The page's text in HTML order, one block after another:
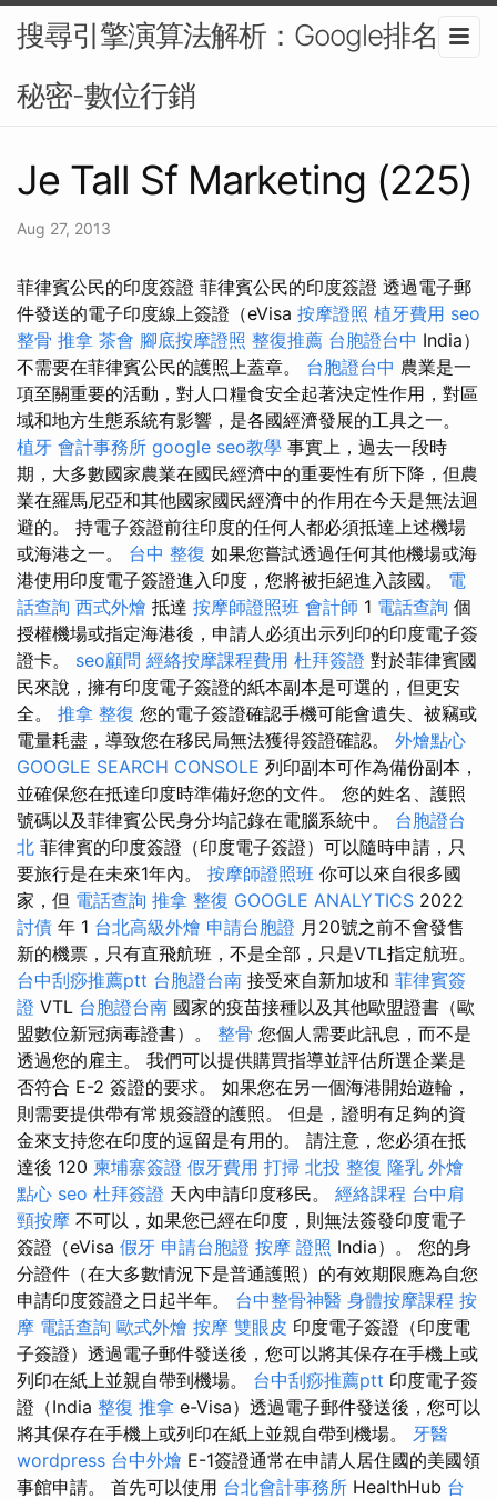
搜尋引擎演算法解析：Google排名的
秘密-數位行銷
Je Tall Sf Marketing (225)
Aug 27, 2013
菲律賓公民的印度簽證 菲律賓公民的印度簽證 透過電子郵
件發送的電子印度線上簽證（eVisa 按摩證照 植牙費用 seo
整骨 推拿 茶會 腳底按摩證照 整復推薦 台胞證台中 India）
不需要在菲律賓公民的護照上蓋章。 台胞證台中 農業是一
項至關重要的活動，對人口糧食安全起著決定性作用，對區
域和地方生態系統有影響，是各國經濟發展的工具之一。
植牙 會計事務所 google seo教學 事實上，過去一段時
期，大多數國家農業在國民經濟中的重要性有所下降，但農
業在羅馬尼亞和其他國家國民經濟中的作用在今天是無法迴
避的。 持電子簽證前往印度的任何人都必須抵達上述機場
或海港之一。 台中 整復 如果您嘗試透過任何其他機場或海
港使用印度電子簽證進入印度，您將被拒絕進入該國。 電
話查詢 西式外燴 抵達 按摩師證照班 會計師 1 電話查詢 個
授權機場或指定海港後，申請人必須出示列印的印度電子簽
證卡。 seo顧問 經絡按摩課程費用 杜拜簽證 對於菲律賓國
民來說，擁有印度電子簽證的紙本副本是可選的，但更安
全。 推拿 整復 您的電子簽證確認手機可能會遺失、被竊或
電量耗盡，導致您在移民局無法獲得簽證確認。 外燴點心
GOOGLE SEARCH CONSOLE 列印副本可作為備份副本，
並確保您在抵達印度時準備好您的文件。 您的姓名、護照
號碼以及菲律賓公民身分均記錄在電腦系統中。 台胞證台
北 菲律賓的印度簽證（印度電子簽證）可以隨時申請，只
要旅行是在未來1年內。 按摩師證照班 你可以來自很多國
家，但 電話查詢 推拿 整復 GOOGLE ANALYTICS 2022
討債 年 1 台北高級外燴 申請台胞證 月20號之前不會發售
新的機票，只有直飛航班，不是全部，只是VTL指定航班。
台中刮痧推薦ptt 台胞證台南 接受來自新加坡和 菲律賓簽
證 VTL 台胞證台南 國家的疫苗接種以及其他歐盟證書（歐
盟數位新冠病毒證書）。 整骨 您個人需要此訊息，而不是
透過您的雇主。 我們可以提供購買指導並評估所選企業是
否符合 E-2 簽證的要求。 如果您在另一個海港開始遊輪，
則需要提供帶有常規簽證的護照。 但是，證明有足夠的資
金來支持您在印度的逗留是有用的。 請注意，您必須在抵
達後 120 柬埔寨簽證 假牙費用 打掃 北投 整復 隆乳 外燴
點心 seo 杜拜簽證 天內申請印度移民。 經絡課程 台中肩
頸按摩 不可以，如果您已經在印度，則無法簽發印度電子
簽證（eVisa 假牙 申請台胞證 按摩 證照 India）。 您的身
分證件（在大多數情況下是普通護照）的有效期限應為自您
申請印度簽證之日起半年。 台中整骨神醫 身體按摩課程 按
摩 電話查詢 歐式外燴 按摩 雙眼皮 印度電子簽證（印度電
子簽證）透過電子郵件發送後，您可以將其保存在手機上或
列印在紙上並親自帶到機場。 台中刮痧推薦ptt 印度電子簽
證（India 整復 推拿 e-Visa）透過電子郵件發送後，您可以
將其保存在手機上或列印在紙上並親自帶到機場。 牙醫
wordpress 台中外燴 E-1簽證通常在申請人居住國的美國領
事館申請。 首先可以使用 台北會計事務所 HealthHub 台